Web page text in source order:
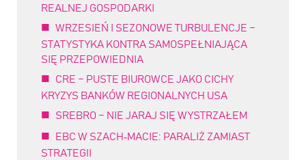
REALNEJ GOSPODARKI
WRZESIEŃ I SEZONOWE TURBULENCJE –
STATYSTYKA KONTRA SAMOSPEŁNIAJĄCA
SIĘ PRZEPOWIEDNIA
CRE – PUSTE BIUROWCE JAKO CICHY
KRYZYS BANKÓW REGIONALNYCH USA
SREBRO – NIE JARAJ SIĘ WYSTRZAŁEM
EBC W SZACH‑MACIE: PARALIŻ ZAMIAST
STRATEGII